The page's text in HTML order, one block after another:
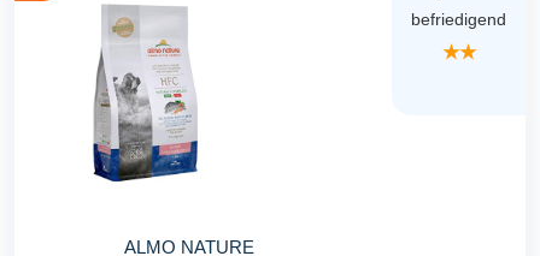
ALMO NATURE
befriedigend
★★